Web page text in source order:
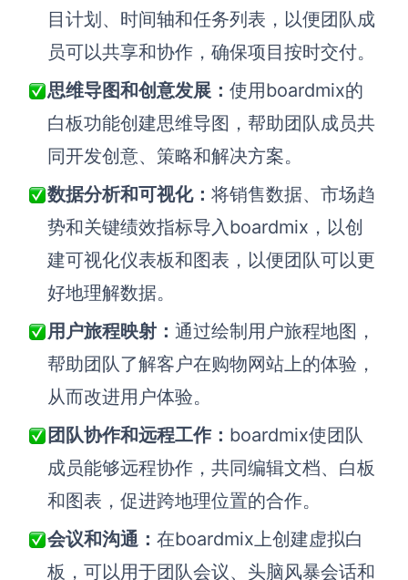
目计划、时间轴和任务列表，以便团队成
员可以共享和协作，确保项目按时交付。
思维导图和创意发展 ： 使用boardmix的
白板功能创建思维导图，帮助团队成员共
同开发创意、策略和解决方案。
数据分析和可视化： 将销售数据、市场趋
势和关键绩效指标导入boardmix，以创
建可视化仪表板和图表，以便团队可以更
好地理解数据。
用户旅程映射： 通过绘制用户旅程地图，
帮助团队了解客户在购物网站上的体验，
从而改进用户体验。
团队协作和远程工作： boardmix使团队
成员能够远程协作，共同编辑文档、白板
和图表，促进跨地理位置的合作。
会议和沟通： 在boardmix上创建虚拟白
板，可以用于团队会议、头脑风暴会话和